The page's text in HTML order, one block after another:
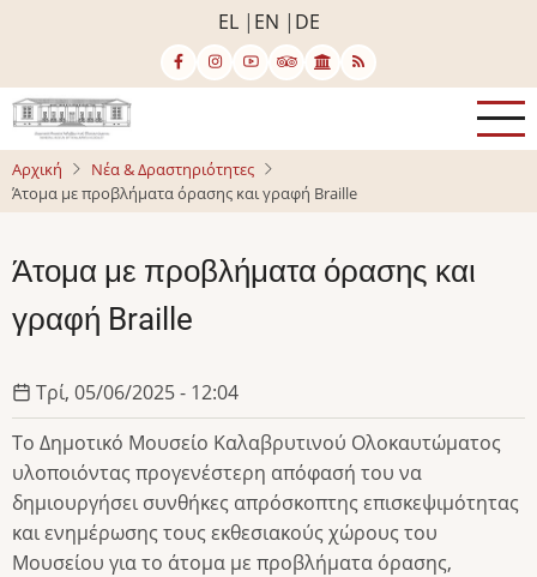
κυρίως
περιεχόμενο
EL EN DE
Αρχική
Νέα & Δραστηριότητες
Άτομα με προβλήματα όρασης και γραφή Braille
Άτομα με προβλήματα όρασης και
γραφή Braille
Τρί, 05/06/2025 - 12:04
Το Δημοτικό Μουσείο Καλαβρυτινού Ολοκαυτώματος
υλοποιόντας προγενέστερη απόφασή του να
δημιουργήσει συνθήκες απρόσκοπτης επισκεψιμότητας
και ενημέρωσης τους εκθεσιακούς χώρους του
Μουσείου για το άτομα με προβλήματα όρασης,